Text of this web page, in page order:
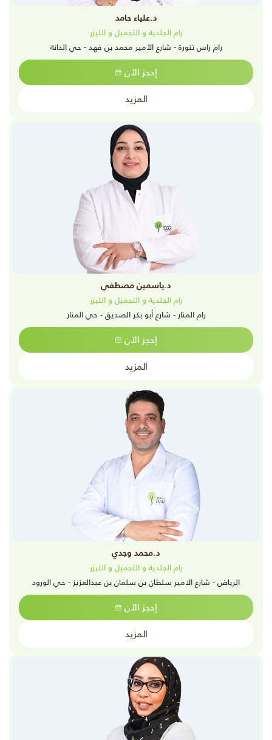
د.علياء حامد
رام الجلدية و التجميل و الليزر
رام راس تنورة - شارع الأمير محمد بن فهد - حي الدانة
إحجز الآن
المزيد
د.ياسمين مصطفي
رام الجلدية و التجميل و الليزر
رام المنار - شارع أبو بكر الصديق - حي المنار
إحجز الآن
المزيد
د.محمد وجدي
رام الجلدية و التجميل و الليزر
الرياض - شارع الامير سلطان بن سلمان بن عبدالعزيز - حي الورود
إحجز الآن
المزيد